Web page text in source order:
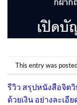
This entry was
รีวิว สรุปหนังสือจิต
ด้วยเงิน อย่างละเอีย